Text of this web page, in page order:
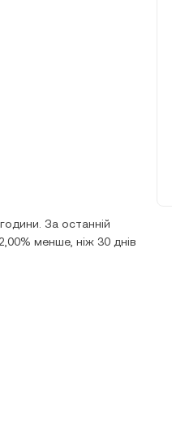
За останній
менше, ніж 30 днів